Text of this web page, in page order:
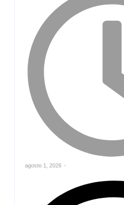
agosto 1, 2026 -